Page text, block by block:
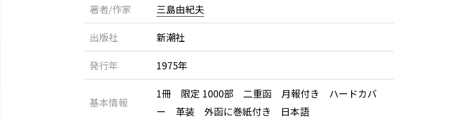
著者/作家
三島由紀夫
出版社
新潮社
発行年
1975年
基本情報
1冊 限定 1000部 二重函 月報付き ハードカバ
ー 革装 外函に巻紙付き 日本語